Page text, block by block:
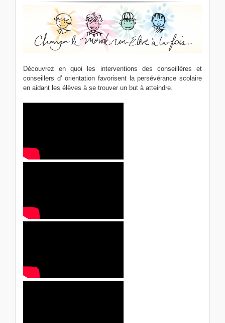
Découvrez en quoi les interventions des conseillères et
conseillers d’ orientation favorisent la persévérance scolaire
en aidant les élèves à se trouver un but à atteindre.